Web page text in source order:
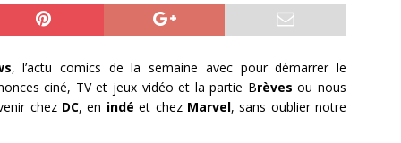
, l’actu comics de la semaine avec pour démarrer le
ciné, TV et jeux vidéo et la partie Brèves ou nous
chez DC, en indé et chez Marvel, sans oublier notre